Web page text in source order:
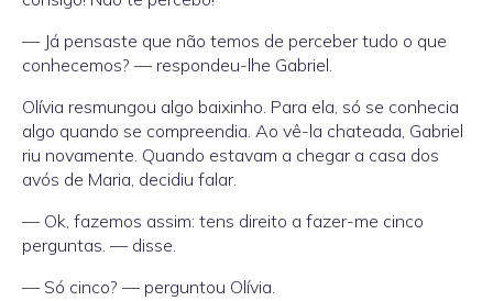
— Já pensaste que não temos de perceber tudo o que
conhecemos? — respondeu-lhe Gabriel.
Olívia resmungou algo baixinho. Para ela, só se conhecia
algo quando se compreendia. Ao vê-la chateada, Gabriel
riu novamente. Quando estavam a chegar a casa dos
avós de Maria, decidiu falar.
— Ok, fazemos assim: tens direito a fazer-me cinco
perguntas. — disse.
— Só cinco? — perguntou Olívia.